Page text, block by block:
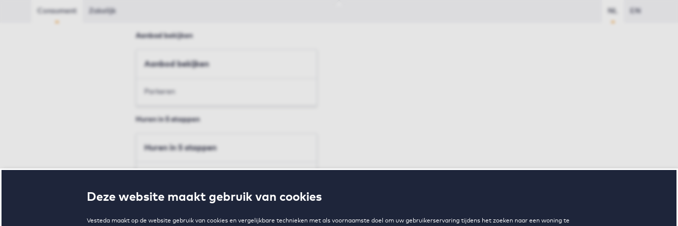
Deze website maakt gebruik van cookies
Vesteda maakt op de website gebruik van cookies en vergelijkbare technieken met als voornaamste doel om uw gebruikerservaring tijdens het zoeken naar een woning te
Consument Zakelijk NL EN
Aanbod bekijken
Aanbod bekijken
Parkeren
Huren in 5 stappen
Huren in 5 stappen
Voorwaarden en toewijzing